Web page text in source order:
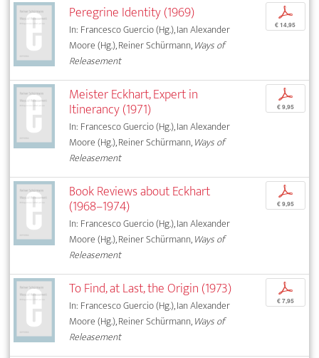
Peregrine Identity (1969)
In: Francesco Guercio (Hg.), Ian Alexander
Moore (Hg.), Reiner Schürmann,Ways of
Releasement
p
€ 14,95
Meister Eckhart, Expert in
Itinerancy (1971)
In: Francesco Guercio (Hg.), Ian Alexander
Moore (Hg.), Reiner Schürmann,Ways of
Releasement
p
€ 9,95
Book Reviews about Eckhart
(1968–1974)
In: Francesco Guercio (Hg.), Ian Alexander
Moore (Hg.), Reiner Schürmann,Ways of
Releasement
p
€ 9,95
To Find, at Last, the Origin (1973)
In: Francesco Guercio (Hg.), Ian Alexander
Moore (Hg.), Reiner Schürmann,Ways of
Releasement
p
€ 7,95